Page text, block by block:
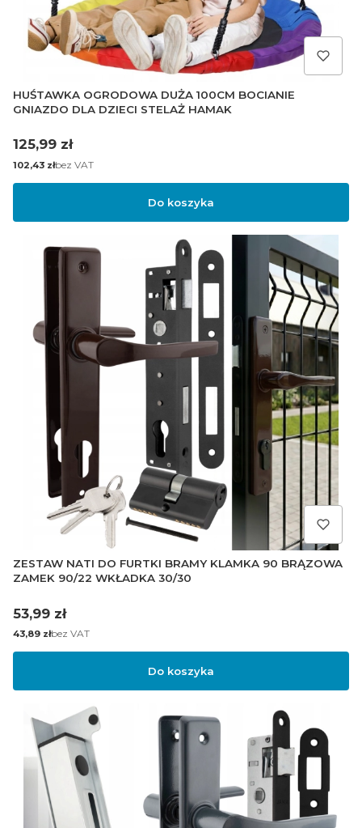
HUŚTAWKA OGRODOWA DUŻA 100CM BOCIANIE
GNIAZDO DLA DZIECI STELAŻ HAMAK
Cena
125,99 zł
Cena
102,43 złbez VAT
Do koszyka
ZESTAW NATI DO FURTKI BRAMY KLAMKA 90 BRĄZOWA
ZAMEK 90/22 WKŁADKA 30/30
Cena
53,99 zł
Cena
43,89 złbez VAT
Do koszyka